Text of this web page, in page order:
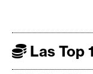
Las Top